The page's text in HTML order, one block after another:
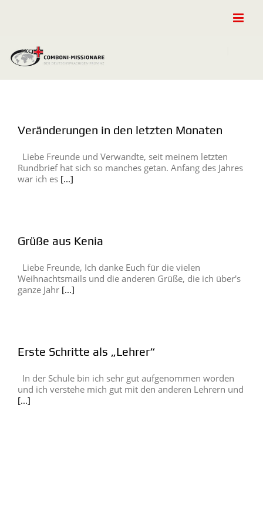
Veränderungen in den letzten Monaten
Liebe Freunde und Verwandte, seit meinem letzten
Rundbrief hat sich so manches getan. Anfang des Jahres
war ich es [...]
Grüße aus Kenia
Liebe Freunde, Ich danke Euch für die vielen
Weihnachtsmails und die anderen Grüße, die ich über's
ganze Jahr [...]
Erste Schritte als „Lehrer“
In der Schule bin ich sehr gut aufgenommen worden
und ich verstehe mich gut mit den anderen Lehrern und
[...]